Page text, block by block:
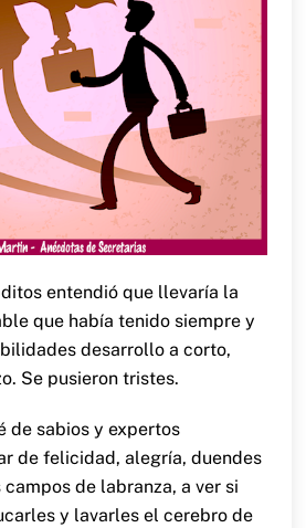
entendió que llevaría la
que había tenido siempre y
desarrollo a corto,
Se pusieron tristes.
de sabios y expertos
de felicidad, alegría, duendes
de labranza, a ver si
y lavarles el cerebro de